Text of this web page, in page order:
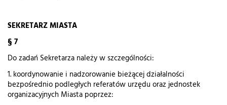
SEKRETARZ MIASTA
§ 7
Do zadań Sekretarza należy w szczególności:
1. koordynowanie i nadzorowanie bieżącej działalności
bezpośrednio podległych referatów urzędu oraz jednostek
organizacyjnych Miasta poprzez: